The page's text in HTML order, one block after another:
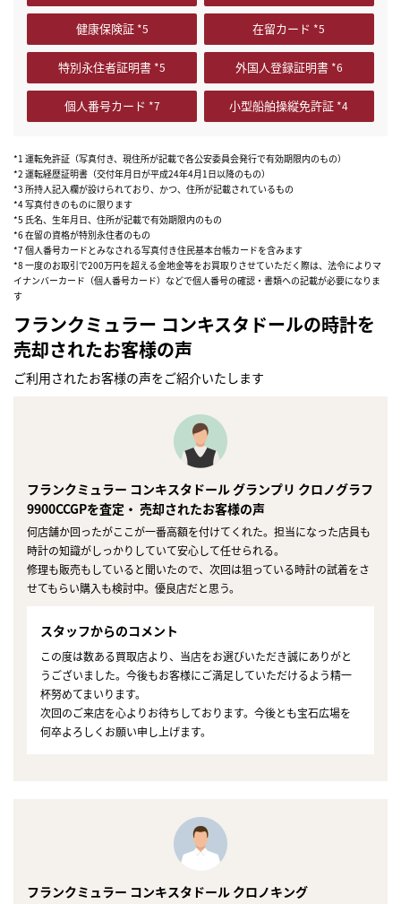
健康保険証 在留カード
特別永住者証明書 外国人登録証明書
個人番号カード 小型船舶操縦免許証
*1 運転免許証（写真付き、現住所が記載で各公安委員会発行で有効期限内のもの）
*2 運転経歴証明書（交付年月日が平成24年4月1日以降のもの）
*3 所持人記入欄が設けられており、かつ、住所が記載されているもの
*4 写真付きのものに限ります
*5 氏名、生年月日、住所が記載で有効期限内のもの
*6 在留の資格が特別永住者のもの
*7 個人番号カードとみなされる写真付き住民基本台帳カードを含みます
*8 一度のお取引で200万円を超える金地金等をお買取りさせていただく際は、法令によりマ
イナンバーカード（個人番号カード）などで個人番号の確認・書類への記載が必要になりま
す
フランクミュラー コンキスタドールの時計を
売却されたお客様の声
ご利用されたお客様の声をご紹介いたします
フランクミュラー コンキスタドール グランプリ クロノグラフ
9900CCGPを査定・ 売却されたお客様の声
何店舗か回ったがここが一番高額を付けてくれた。担当になった店員も
時計の知識がしっかりしていて安心して任せられる。
修理も販売もしていると聞いたので、次回は狙っている時計の試着をさ
せてもらい購入も検討中。優良店だと思う。
スタッフからのコメント
この度は数ある買取店より、当店をお選びいただき誠にありがと
うございました。今後もお客様にご満足していただけるよう精一
杯努めてまいります。
次回のご来店を心よりお待ちしております。今後とも宝石広場を
何卒よろしくお願い申し上げます。
フランクミュラー コンキスタドール クロノキング